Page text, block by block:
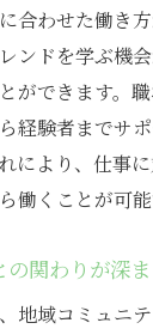
合わせた働き
ンドを学ぶ機
ができます。
経験者までサ
により、仕事
働くことが可能
関わりが深
地域コミュニ